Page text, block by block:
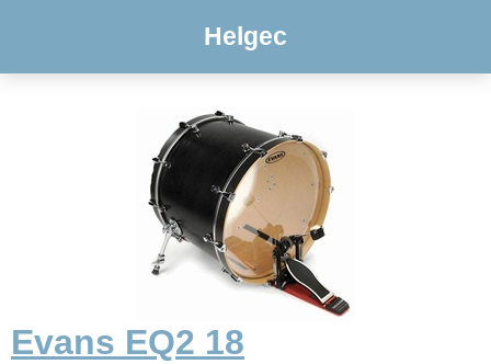
Helgec
Evans EQ2 18